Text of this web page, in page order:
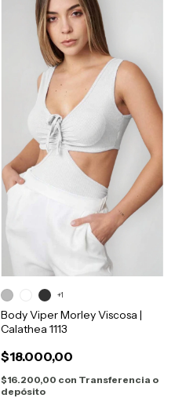
Body Viper Morley Viscosa |
Calathea 1113
$18.000,00
$16.200,00 con Transferencia o
depósito
+1